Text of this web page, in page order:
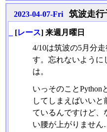
2023-04-07-Fri 筑波走行
[レース] 来週月曜日
4/10は筑波の5月分
す。忘れないように
は。
いっそのことPython
してしまえばいいと
ているんですけど、
い腰が上がりません